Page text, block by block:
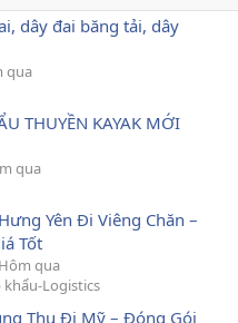
dây đai băng tải, dây
qua
THUYỀN KAYAK MỚI
qua
Yên Đi Viêng Chăn –
Tốt
qua
Logistics
Thu Đi Mỹ – Đóng Gói